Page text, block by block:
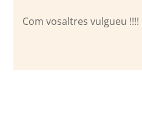
Com vosaltres vulgueu !!!!